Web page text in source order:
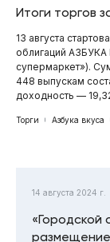
Итоги торгов
13 августа
облигаций
супермаркет»).
448 выпускам
доходность —
Торги Азбука вкуса
14 августа 2024 г.
«Городской